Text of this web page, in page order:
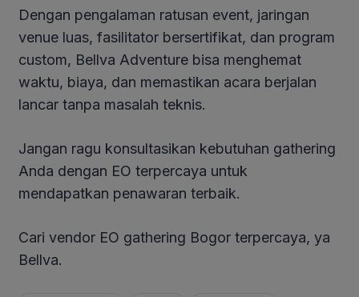
Dengan pengalaman ratusan event, jaringan
venue luas, fasilitator bersertifikat, dan program
custom, Bellva Adventure bisa menghemat
waktu, biaya, dan memastikan acara berjalan
lancar tanpa masalah teknis.
Jangan ragu konsultasikan kebutuhan gathering
Anda dengan EO terpercaya untuk
mendapatkan penawaran terbaik.
Cari vendor EO gathering Bogor terpercaya, ya
Bellva.